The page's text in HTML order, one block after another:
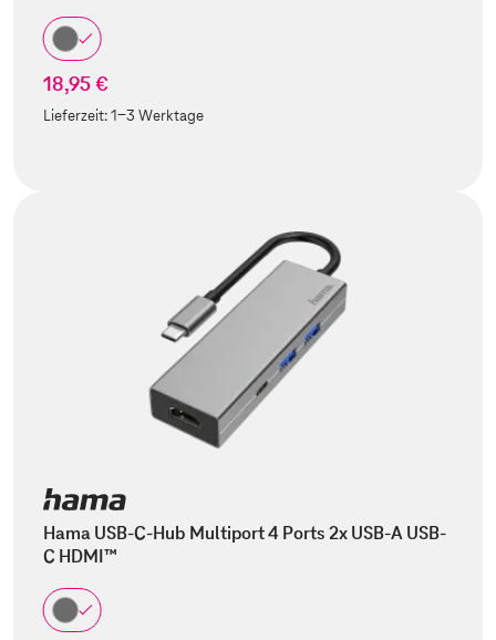
18,95 €
Lieferzeit:1-3 Werktage
Hama USB-C-Hub Multiport 4 Ports 2x USB-A USB-
C HDMI™